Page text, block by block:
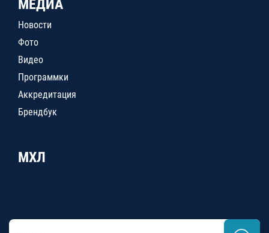
МЕДИА
Новости
Фото
Видео
Программки
Аккредитация
Брендбук
МХЛ